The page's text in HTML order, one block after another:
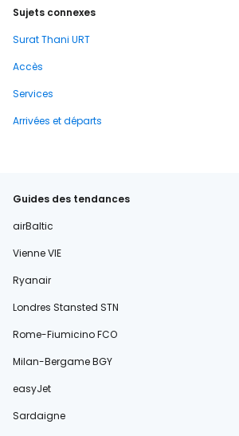
Sujets connexes
Surat Thani URT
Accès
Services
Arrivées et départs
Guides des tendances
airBaltic
Vienne VIE
Ryanair
Londres Stansted STN
Rome-Fiumicino FCO
Milan-Bergame BGY
easyJet
Sardaigne